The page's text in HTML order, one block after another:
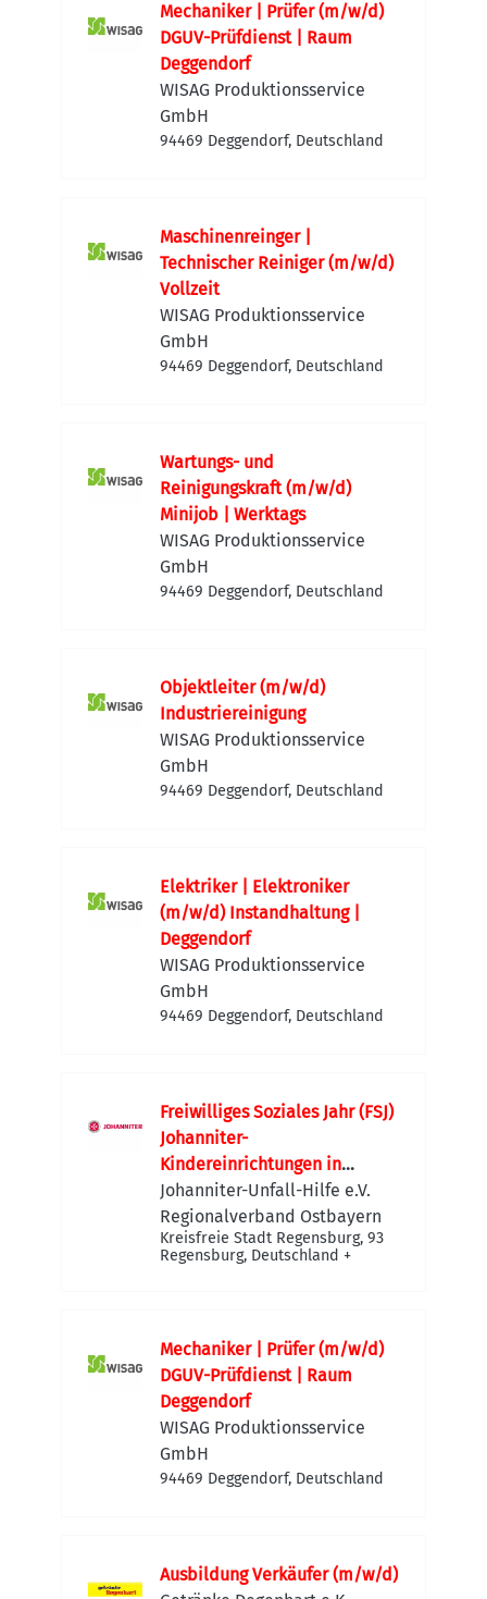
Mechaniker | Prüfer (m/w/d)
DGUV-Prüfdienst | Raum
Deggendorf
WISAG Produktionsservice
GmbH
94469 Deggendorf, Deutschland
Maschinenreinger |
Technischer Reiniger (m/w/d)
Vollzeit
WISAG Produktionsservice
GmbH
94469 Deggendorf, Deutschland
Wartungs- und
Reinigungskraft (m/w/d)
Minijob | Werktags
WISAG Produktionsservice
GmbH
94469 Deggendorf, Deutschland
Objektleiter (m/w/d)
Industriereinigung
WISAG Produktionsservice
GmbH
94469 Deggendorf, Deutschland
Elektriker | Elektroniker
(m/w/d) Instandhaltung |
Deggendorf
WISAG Produktionsservice
GmbH
94469 Deggendorf, Deutschland
Freiwilliges Soziales Jahr (FSJ)
Johanniter-
Kindereinrichtungen in
Ostbayern (ab 01.09.2026)
Johanniter-Unfall-Hilfe e.V.
Regionalverband Ostbayern
Kreisfreie Stadt Regensburg, 93
Regensburg, Deutschland +
Mechaniker | Prüfer (m/w/d)
DGUV-Prüfdienst | Raum
Deggendorf
WISAG Produktionsservice
GmbH
94469 Deggendorf, Deutschland
Ausbildung Verkäufer (m/w/d)